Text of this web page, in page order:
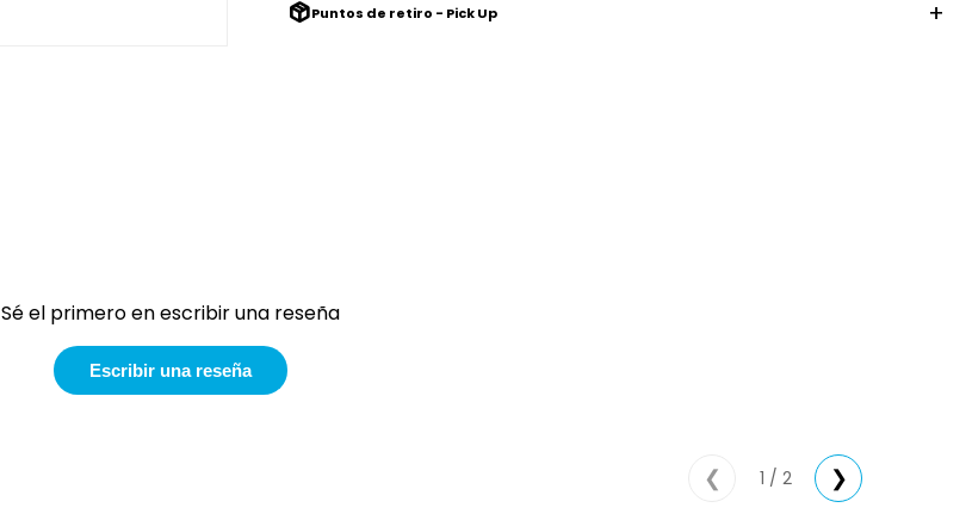
Puntos de retiro - Pick Up
Sé el primero en escribir una reseña
Escribir una reseña
❮ 1 / 2 ❯